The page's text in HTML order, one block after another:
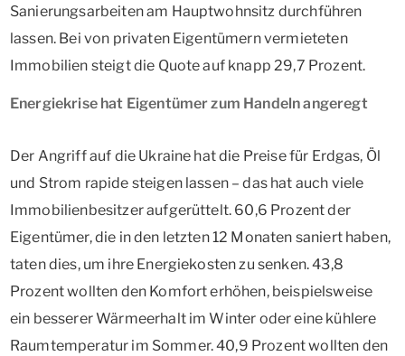
Sanierungsarbeiten am Hauptwohnsitz durchführen
lassen. Bei von privaten Eigentümern vermieteten
Immobilien steigt die Quote auf knapp 29,7 Prozent.
Energiekrise hat Eigentümer zum Handeln angeregt
Der Angriff auf die Ukraine hat die Preise für Erdgas, Öl
und Strom rapide steigen lassen – das hat auch viele
Immobilienbesitzer aufgerüttelt. 60,6 Prozent der
Eigentümer, die in den letzten 12 Monaten saniert haben,
taten dies, um ihre Energiekosten zu senken. 43,8
Prozent wollten den Komfort erhöhen, beispielsweise
ein besserer Wärmeerhalt im Winter oder eine kühlere
Raumtemperatur im Sommer. 40,9 Prozent wollten den